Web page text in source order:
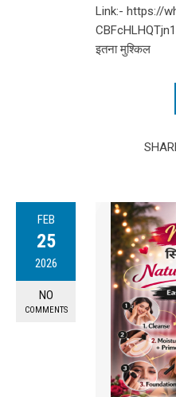
Link:- https://
इतना मुश्किल
FEB
25
2026
NO
COMMENTS